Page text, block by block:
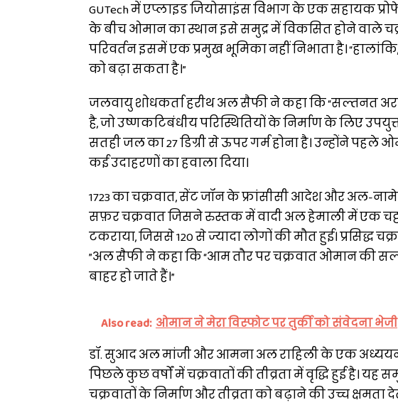
GUTech में एप्लाइड जियोसाइंस विभाग के एक सहायक
के बीच ओमान का स्थान इसे समुद्र में विकसित होने वाले
परिवर्तन इसमें एक प्रमुख भूमिका नहीं निभाता है।
को बढ़ा सकता है।”
जलवायु शोधकर्ता हरीथ अल सैफी ने कहा कि “सल्तनत
है, जो उष्णकटिबंधीय परिस्थितियों के निर्माण के लिए
सतही जल का 27 डिग्री से ऊपर गर्म होना है। उन्होंने
कई उदाहरणों का हवाला दिया।
1723 का चक्रवात, सेंट जॉन के फ्रांसीसी आदेश और अल-
सफ़र चक्रवात जिसने रुस्तक में वादी अल हेमाली में एक
टकराया, जिससे 120 से ज्यादा लोगों की मौत हुई। प्रसिद्ध
”अल सैफी ने कहा कि “आम तौर पर चक्रवात ओमान की
बाहर हो जाते हैं।”
Also read: ओमान ने मेरा विस्फोट पर तुर्की को संवेदना भेजी
डॉ. सुआद अल मांजी और आमना अल राहिली के एक
पिछले कुछ वर्षों में चक्रवातों की तीव्रता में वृद्धि हुई है।
चक्रवातों के निर्माण और तीव्रता को बढ़ाने की उच्च